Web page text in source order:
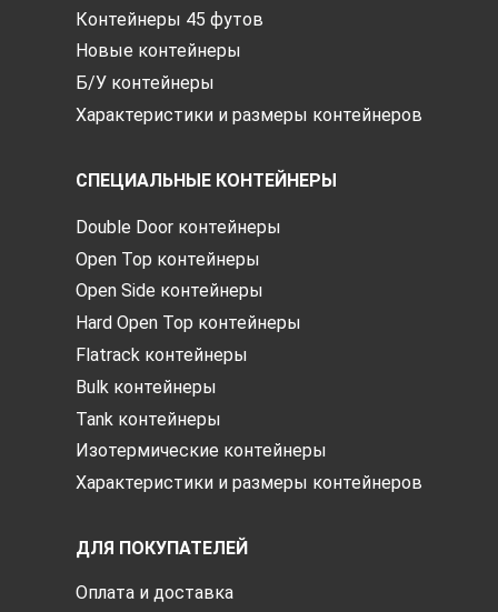
Контейнеры 45 футов
Новые контейнеры
Б/У контейнеры
Характеристики и размеры контейнеров
СПЕЦИАЛЬНЫЕ КОНТЕЙНЕРЫ
Double Door контейнеры
Open Top контейнеры
Open Side контейнеры
Hard Open Top контейнеры
Flatrack контейнеры
Bulk контейнеры
Tank контейнеры
Изотермические контейнеры
Характеристики и размеры контейнеров
ДЛЯ ПОКУПАТЕЛЕЙ
Оплата и доставка